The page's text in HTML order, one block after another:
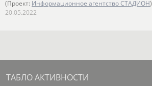
(Проект: Информационное агентство СТАДИОН)
20.05.2022
ТАБЛО АКТИВНОСТИ